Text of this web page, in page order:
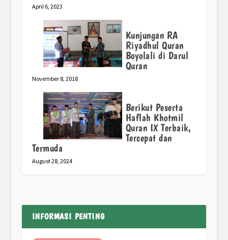
April 6, 2023
Kunjungan RA
Riyadhul Quran
Boyolali di Darul
Quran
November 8, 2018
Berikut Peserta
Haflah Khotmil
Quran IX Terbaik,
Tercepat dan
Termuda
August 28, 2024
INFORMASI PENTING